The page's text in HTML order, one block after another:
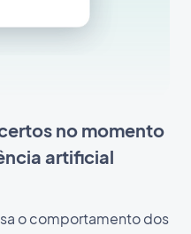
no momento
artificial
o comportamento dos